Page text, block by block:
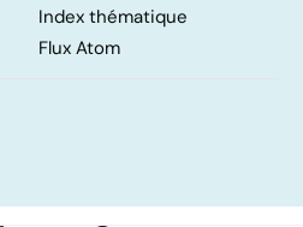
Index thématique
Flux Atom